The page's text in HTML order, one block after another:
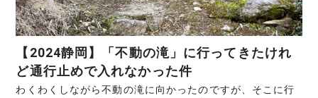
【2024静岡】「不動の滝」に行ってきたけれ
ど通行止めで入れなかった件
わくわくしながら不動の滝に向かったのですが、そこに行